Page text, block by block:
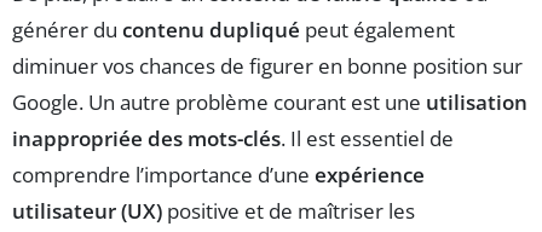
générer du contenu dupliqué peut également
diminuer vos chances de figurer en bonne position sur
Google. Un autre problème courant est une utilisation
inappropriée des mots-clés. Il est essentiel de
comprendre l’importance d’une expérience
utilisateur (UX) positive et de maîtriser les